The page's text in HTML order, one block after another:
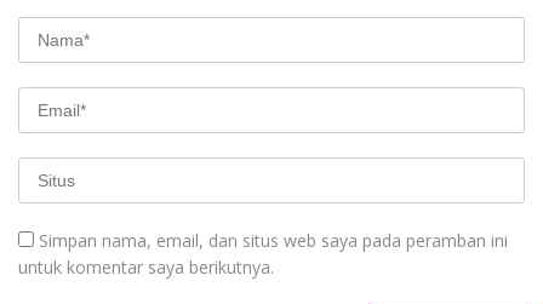
Simpan nama, email, dan situs web saya pada peramban ini
untuk komentar saya berikutnya.